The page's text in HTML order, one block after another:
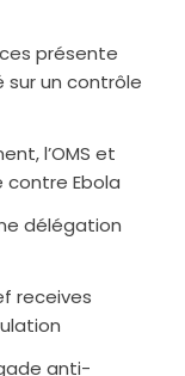
présente
sur un contrôle
l’OMS et
contre Ebola
délégation
receives
anti-